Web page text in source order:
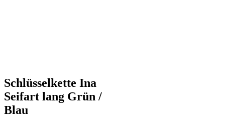
Schlüsselkette Ina
Seifart lang Grün /
Blau